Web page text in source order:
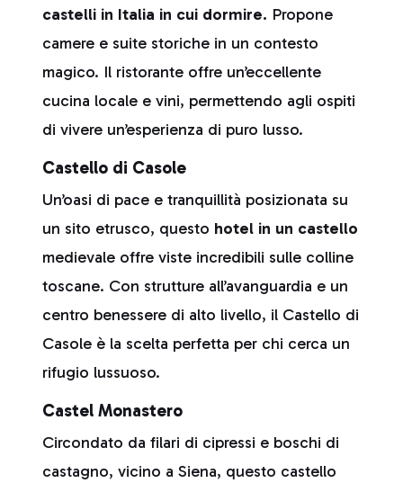
castelli in Italia in cui dormire. Propone
camere e suite storiche in un contesto
magico. Il ristorante offre un’eccellente
cucina locale e vini, permettendo agli ospiti
di vivere un’esperienza di puro lusso.
Castello di Casole
Un’oasi di pace e tranquillità posizionata su
un sito etrusco, questo hotel in un castello
medievale offre viste incredibili sulle colline
toscane. Con strutture all’avanguardia e un
centro benessere di alto livello, il Castello di
Casole è la scelta perfetta per chi cerca un
rifugio lussuoso.
Castel Monastero
Circondato da filari di cipressi e boschi di
castagno, vicino a Siena, questo castello